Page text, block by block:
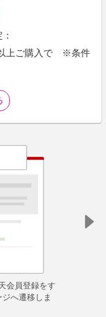
上ご購入で ※条件
会員登録をす
へ遷移しま